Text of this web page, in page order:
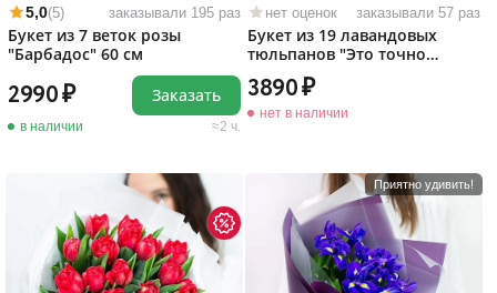
5,0(5) заказывали 195 раз
Букет из 7 веток розы
"Барбадос" 60 см
2990
в наличии 2 ч.
Заказать
нет оценок заказывали 57 раз
Букет из 19 лавандовых
тюльпанов "Это точно
любовь!"
3890
нет в наличии
Приятно удивить!